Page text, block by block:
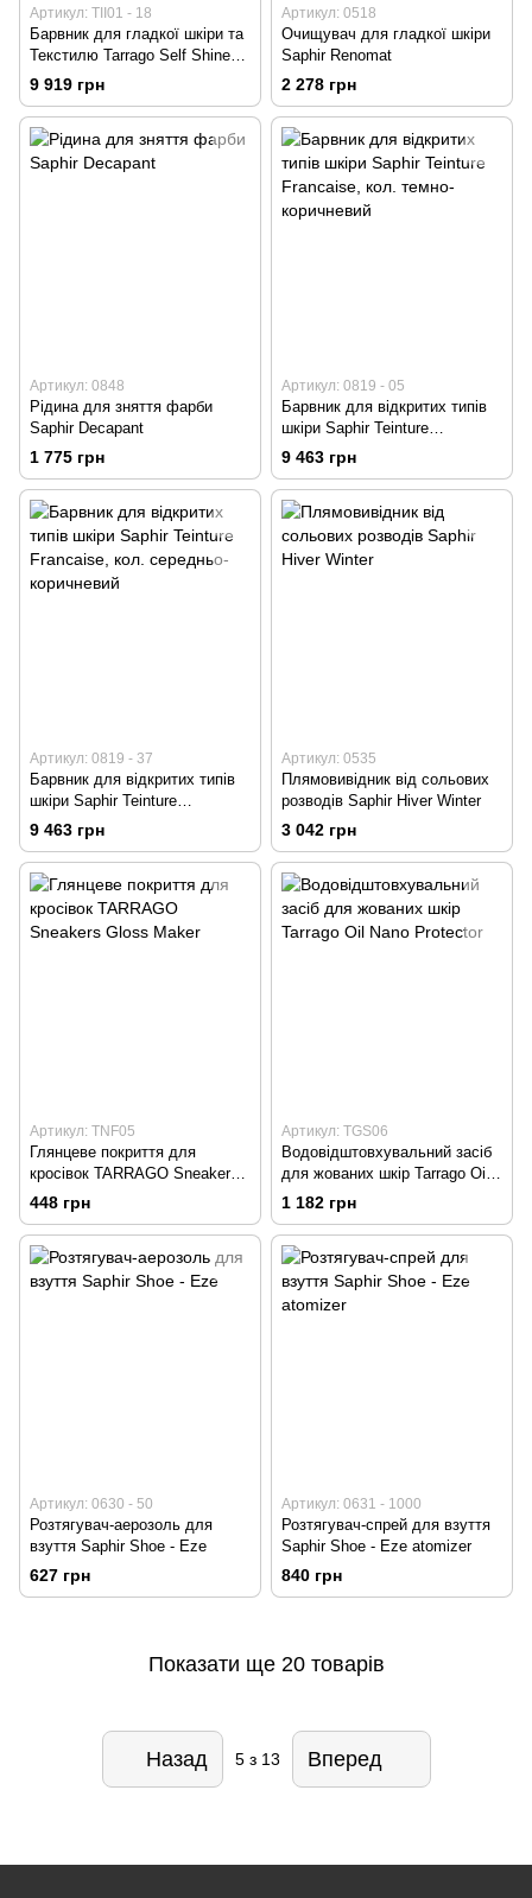
Артикул: TII01 - 18
Барвник для гладкої шкіри та
Текстилю Tarrago Self Shine
Color Dye, кол. чорний
9 919 грн
Артикул: 0518
Очищувач для гладкої шкіри
Saphir Renomat
2 278 грн
Артикул: 0848
Рідина для зняття фарби
Saphir Decapant
1 775 грн
Артикул: 0819 - 05
Барвник для відкритих типів
шкіри Saphir Teinture
Francaise, кол. темно-
коричневий
9 463 грн
Артикул: 0819 - 37
Барвник для відкритих типів
шкіри Saphir Teinture
Francaise, кол. середньо-
коричневий
9 463 грн
Артикул: 0535
Плямовивідник від сольових
розводів Saphir Hiver Winter
3 042 грн
Артикул: TNF05
Глянцеве покриття для
кросівок TARRAGO Sneakers
Gloss Maker
448 грн
Артикул: TGS06
Водовідштовхувальний засіб
для жованих шкір Tarrago Oil
Nano Protector
1 182 грн
Артикул: 0630 - 50
Розтягувач-аерозоль для
взуття Saphir Shoe - Eze
627 грн
Артикул: 0631 - 1000
Розтягувач-спрей для взуття
Saphir Shoe - Eze atomizer
840 грн
Показати ще 20 товарів
Назад 5з 13 Вперед